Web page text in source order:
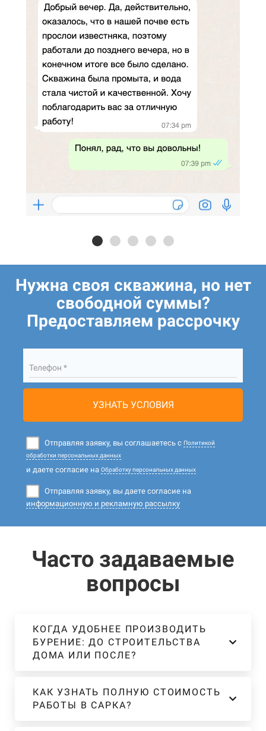
Нужна своя скважина, но нет
свободной суммы?
Предоставляем рассрочку
Телефон *
УЗНАТЬ УСЛОВИЯ
Отправляя заявку, вы соглашаетесь с Политикой
обработки персональных данных
и даете согласие на Обработку персональных данных
Отправляя заявку, вы даете согласие на
информационную и рекламную рассылку
Часто задаваемые
вопросы
КОГДА УДОБНЕЕ ПРОИЗВОДИТЬ
БУРЕНИЕ: ДО СТРОИТЕЛЬСТВА
ДОМА ИЛИ ПОСЛЕ?
КАК УЗНАТЬ ПОЛНУЮ СТОИМОСТЬ
РАБОТЫ В САРКА?